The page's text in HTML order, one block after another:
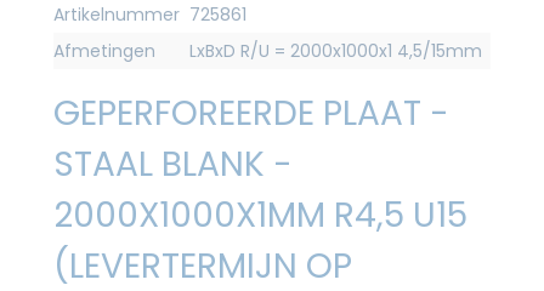
Artikelnummer 725861
Afmetingen
LxBxD R/U = 2000x1000x1 4,5/15mm
GEPERFOREERDE PLAAT -
STAAL BLANK -
2000X1000X1MM R4,5 U15
(LEVERTERMIJN OP